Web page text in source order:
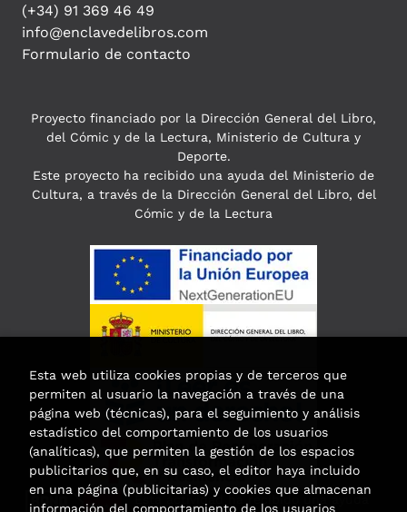
(+34) 91 369 46 49
info@enclavedelibros.com
Formulario de contacto
Proyecto financiado por la Dirección General del Libro,
del Cómic y de la Lectura, Ministerio de Cultura y
Deporte.
Este proyecto ha recibido una ayuda del Ministerio de
Cultura, a través de la Dirección General del Libro, del
Cómic y de la Lectura
Esta actividad ha recibido una ayuda
Esta web utiliza cookies propias y de terceros que
permiten al usuario la navegación a través de una
página web (técnicas), para el seguimiento y análisis
estadístico del comportamiento de los usuarios
(analíticas), que permiten la gestión de los espacios
publicitarios que, en su caso, el editor haya incluido
en una página (publicitarias) y cookies que almacenan
información del comportamiento de los usuarios